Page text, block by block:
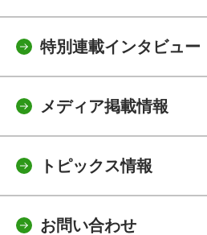
特別連載インタビュー
メディア掲載情報
トピックス情報
お問い合わせ